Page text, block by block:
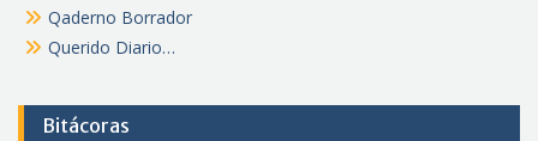
Qaderno Borrador
Querido Diario…
Bitácoras